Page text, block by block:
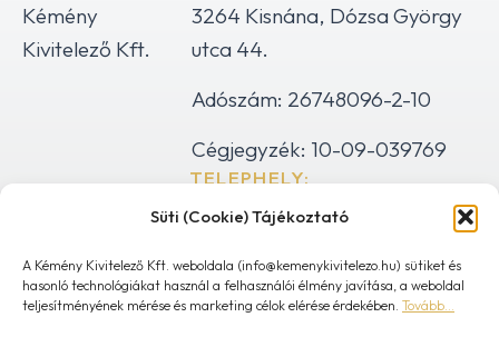
Süti (Cookie) Tájékoztató
A Kémény Kivitelező Kft. weboldala (info@kemenykivitelezo.hu) sütiket és
hasonló technológiákat használ a felhasználói élmény javítása, a weboldal
teljesítményének mérése és marketing célok elérése érdekében. Tovább…
Kémény
Kivitelező Kft.
3264 Kisnána, Dózsa György
utca 44.
Adószám: 26748096-2-10
Cégjegyzék: 10-09-039769
TELEPHELY:
1044 Budapest, Gyertyaláng utca 4.
info@kemenykivitelezo.hu
kemenykivitelezo@gmail.com